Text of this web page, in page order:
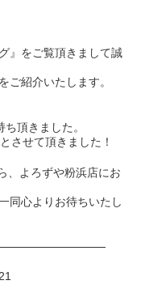
』をご覧頂きまして誠
ご紹介いたします。
頂きました。
させて頂きました！
、よろずや粉浜店にお
同心よりお待ちいたし